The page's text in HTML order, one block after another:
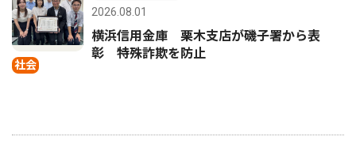
社会
2026.08.01
横浜信用金庫 栗木支店が磯子署から表
彰 特殊詐欺を防止